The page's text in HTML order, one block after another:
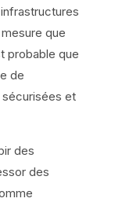
que
probable que
de
et
des
des